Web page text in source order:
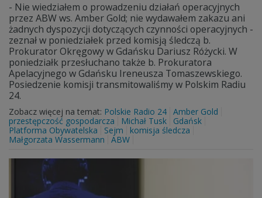
- Nie wiedziałem o prowadzeniu działań operacyjnych
przez ABW ws. Amber Gold; nie wydawałem zakazu ani
żadnych dyspozycji dotyczących czynności operacyjnych -
zeznał w poniedziałek przed komisją śledczą b.
Prokurator Okręgowy w Gdańsku Dariusz Różycki. W
poniedziałk przesłuchano także b. Prokuratora
Apelacyjnego w Gdańsku Ireneusza Tomaszewskiego.
Posiedzenie komisji transmitowaliśmy w Polskim Radiu
24.
Zobacz więcej na temat: Polskie Radio 24 Amber Gold
przestępczość gospodarcza
Michał Tusk
Gdańsk
Platforma Obywatelska
Sejm
komisja śledcza
Małgorzata Wassermann
ABW